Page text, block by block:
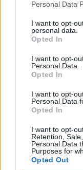
Personal Data
I want to opt-
personal data.
Opted In
I want to opt-
Personal Data.
Opted In
I want to opt-
Personal Data
Opted In
I want to opt-
Retention,
Personal Data
Purposes for
Opted Out
καθώς χόρτα που
πολλά σημεία,
Κατηγορία Τοπική